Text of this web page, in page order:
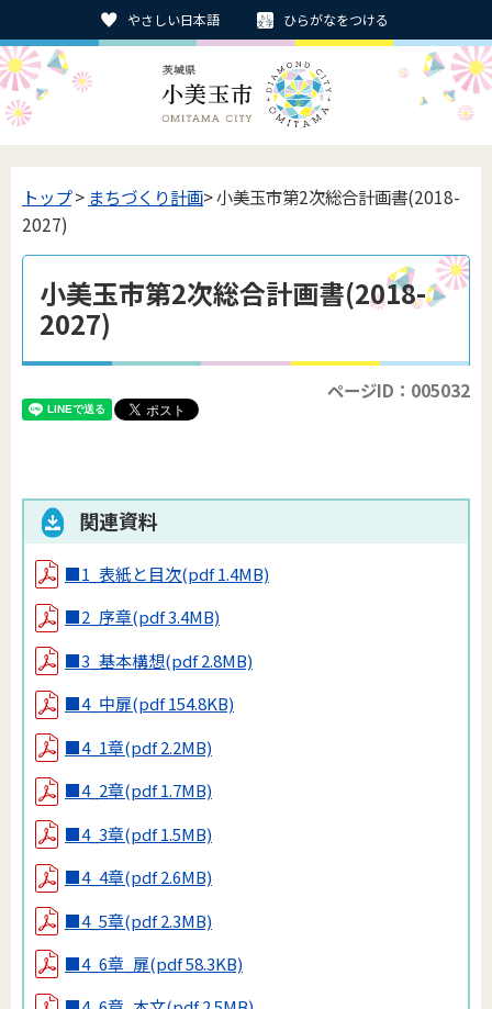
やさしい日本語 ひらがなをつける
トップ> まちづくり計画> 小美玉市第2次総合計画書(2018-
2027)
小美玉市第2次総合計画書(2018-
2027)
ページID：005032
関連資料
■1_表紙と目次(pdf 1.4MB)
■2_序章(pdf 3.4MB)
■3_基本構想(pdf 2.8MB)
■4_中扉(pdf 154.8KB)
■4_1章(pdf 2.2MB)
■4_2章(pdf 1.7MB)
■4_3章(pdf 1.5MB)
■4_4章(pdf 2.6MB)
■4_5章(pdf 2.3MB)
■4_6章_扉(pdf 58.3KB)